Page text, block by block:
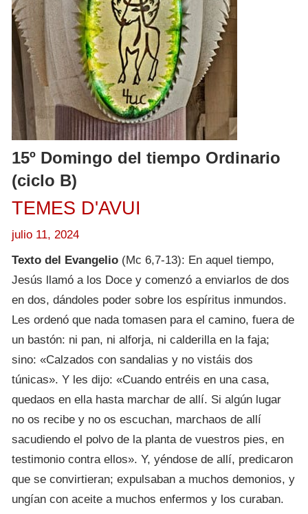
15º Domingo del tiempo Ordinario
(ciclo B)
TEMES D'AVUI
julio 11, 2024
Texto del Evangelio (Mc 6,7-13): En aquel tiempo,
Jesús llamó a los Doce y comenzó a enviarlos de dos
en dos, dándoles poder sobre los espíritus inmundos.
Les ordenó que nada tomasen para el camino, fuera de
un bastón: ni pan, ni alforja, ni calderilla en la faja;
sino: «Calzados con sandalias y no vistáis dos
túnicas». Y les dijo: «Cuando entréis en una casa,
quedaos en ella hasta marchar de allí. Si algún lugar
no os recibe y no os escuchan, marchaos de allí
sacudiendo el polvo de la planta de vuestros pies, en
testimonio contra ellos». Y, yéndose de allí, predicaron
que se convirtieran; expulsaban a muchos demonios, y
ungían con aceite a muchos enfermos y los curaban.